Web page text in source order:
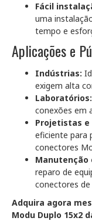
Fácil
uma
tempo e
Aplicações e
Indústrias:
exigem alta
Laboratórios:
conexões em
Projetistas e
eficiente para
conectores
Manutenção
reparo de
conectores de
Adquira agora
Modu Duplo 15x2